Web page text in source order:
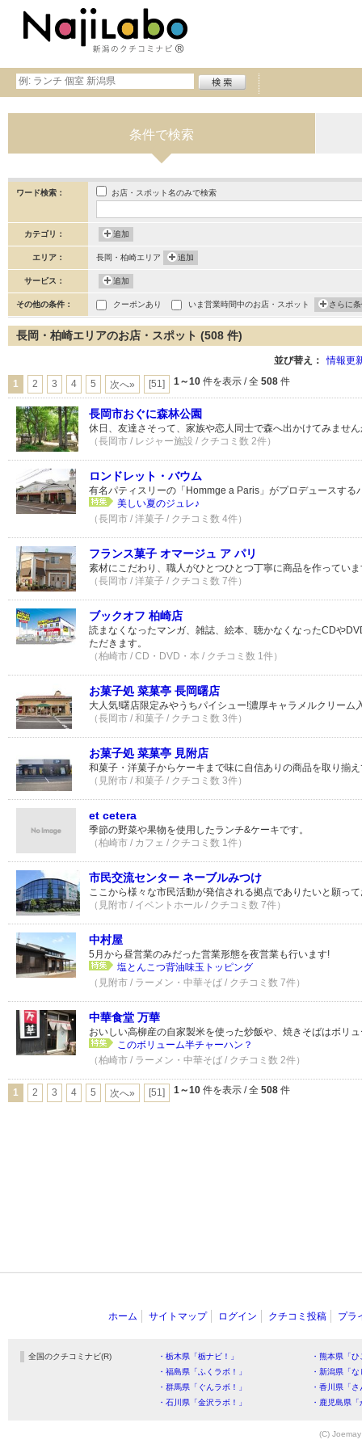
条件で検索
ワード検索： お店・スポット名のみで検索
カテゴリ： 追加
エリア： 長岡・柏崎エリア 追加
サービス： 追加
その他の条件： クーポンあり いま営業時間中のお店・スポット さらに
長岡・柏崎エリアのお店・スポット (508 件)
並び替え： 情報更
1 2 3 4 5 次へ» [51] 1～10 件を表示 / 全 508 件
長岡市おぐに森林公園
休日、友達さそって、家族や恋人同士で森へ出かけてみませ
（長岡市 / レジャー施設 / クチコミ数 2件）
ロンドレット・バウム
有名パティスリーの「Hommge a Paris」がプロデュースする
美しい夏のジュレ♪
（長岡市 / 洋菓子 / クチコミ数 4件）
フランス菓子 オマージュ ア パリ
素材にこだわり、職人がひとつひとつ丁寧に商品を作ってい
（長岡市 / 洋菓子 / クチコミ数 7件）
ブックオフ 柏崎店
読まなくなったマンガ、雑誌、絵本、聴かなくなったCDや
ただきます。
（柏崎市 / CD・DVD・本 / クチコミ数 1件）
お菓子処 菜菓亭 長岡曙店
大人気!曙店限定みやうちパイシュー!濃厚キャラメルクリーム
（長岡市 / 和菓子 / クチコミ数 3件）
お菓子処 菜菓亭 見附店
和菓子・洋菓子からケーキまで味に自信ありの商品を取り揃
（見附市 / 和菓子 / クチコミ数 3件）
et cetera
季節の野菜や果物を使用したランチ&ケーキです。
（柏崎市 / カフェ / クチコミ数 1件）
市民交流センター ネーブルみつけ
ここから様々な市民活動が発信される拠点でありたいと願っ
（見附市 / イベントホール / クチコミ数 7件）
中村屋
5月から昼営業のみだった営業形態を夜営業も行います!
塩とんこつ背油味玉トッピング
（見附市 / ラーメン・中華そば / クチコミ数 7件）
中華食堂 万華
おいしい高柳産の自家製米を使った炒飯や、焼きそばはボリ
このボリューム半チャーハン？
（柏崎市 / ラーメン・中華そば / クチコミ数 2件）
1 2 3 4 5 次へ» [51] 1～10 件を表示 / 全 508 件
ホーム サイトマップ ログイン クチコミ投稿 プラ
全国のクチコミナビ(R) ・栃木県「栃ナビ！」
・熊本県「
・福島県「ふくラボ！」
・新潟県「
・群馬県「ぐんラボ！」
・香川県「
・石川県「金沢ラボ！」
・鹿児島県
(C)